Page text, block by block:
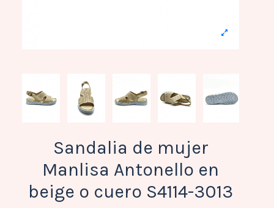
Sandalia de mujer
Manlisa Antonello en
beige o cuero S4114-3013